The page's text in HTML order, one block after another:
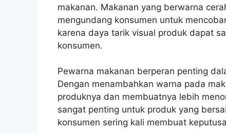
makanan. Makanan yang berwarna
mengundang konsumen untuk
karena daya tarik visual produk dapat
konsumen.
Pewarna makanan berperan penting
Dengan menambahkan warna pada
produknya dan membuatnya lebih
sangat penting untuk produk yang
konsumen sering kali membuat